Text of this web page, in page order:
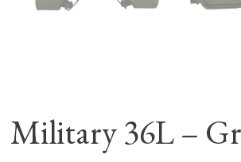
Military 36L –